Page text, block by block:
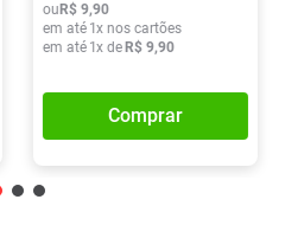
ou R$ 9,90
em até 1x nos cartões
em até 1x de R$ 9,90
Comprar